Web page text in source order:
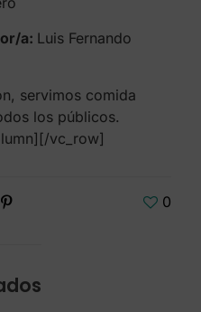
a: Luis Fernando
servimos comida
los públicos.
vc_row]
0